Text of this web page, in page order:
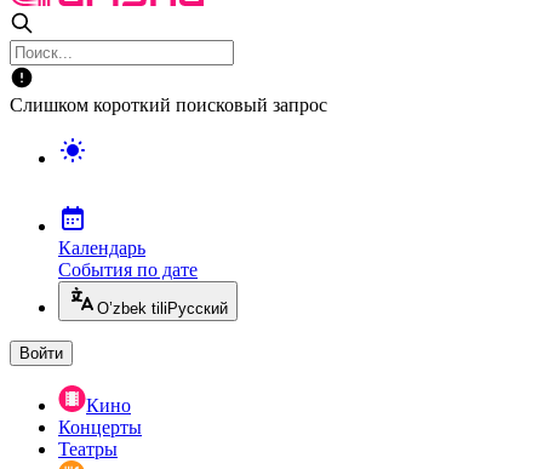
Слишком короткий поисковый запрос
Календарь
События по дате
O’zbek tili Русский
Войти
Кино
Концерты
Театры